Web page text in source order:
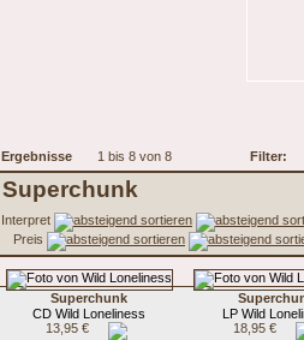
Ergebnisse 1 bis 8 von 8 Filter:
Superchunk
Interpret
Preis
Superchunk
CD Wild Loneliness
13,95 €
LP Wild
18,95 €